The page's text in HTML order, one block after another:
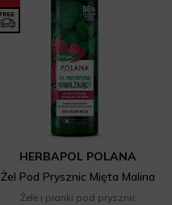
HERBAPOL POLANA
Żel Pod Prysznic Mięta Malina
Żele i pianki pod prysznic